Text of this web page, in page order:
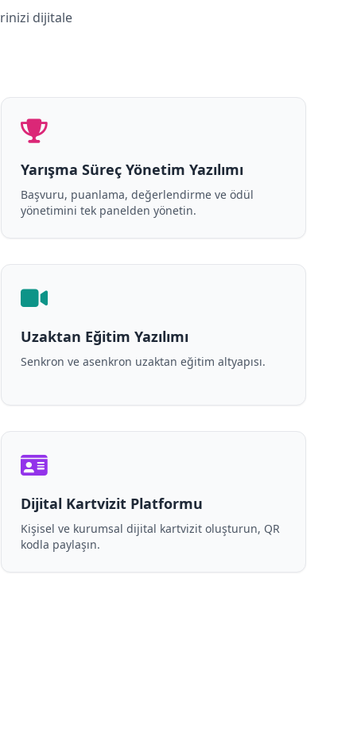
dijitale
Yarışma Süreç Yönetim Yazılımı
Başvuru, puanlama, değerlendirme ve ödül
yönetimini tek panelden yönetin.
Uzaktan Eğitim Yazılımı
Senkron ve asenkron uzaktan eğitim altyapısı.
Dijital Kartvizit Platformu
Kişisel ve kurumsal dijital kartvizit oluşturun, QR
kodla paylaşın.